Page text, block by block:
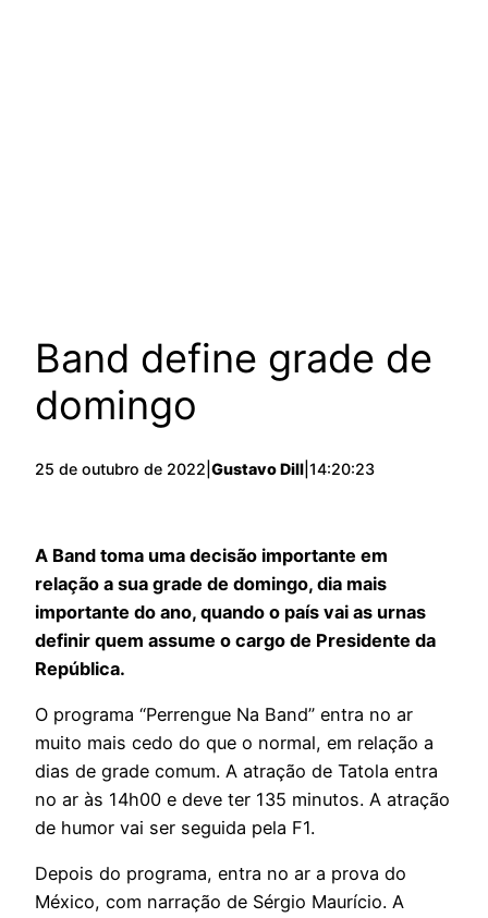
Band define grade de
domingo
25 de outubro de 2022 Gustavo Dill 14:20:23
A Band toma uma decisão importante em
relação a sua grade de domingo, dia mais
importante do ano, quando o país vai as urnas
definir quem assume o cargo de Presidente da
República.
O programa “Perrengue Na Band” entra no ar
muito mais cedo do que o normal, em relação a
dias de grade comum. A atração de Tatola entra
no ar às 14h00 e deve ter 135 minutos. A atração
de humor vai ser seguida pela F1.
Depois do programa, entra no ar a prova do
México, com narração de Sérgio Maurício. A